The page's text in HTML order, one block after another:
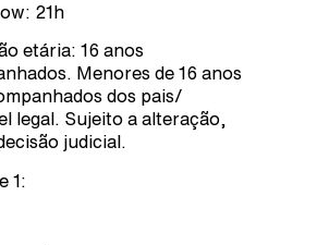
21h
etária: 16 anos
Menores de 16 anos
dos pais/
legal. Sujeito a alteração,
judicial.
1: